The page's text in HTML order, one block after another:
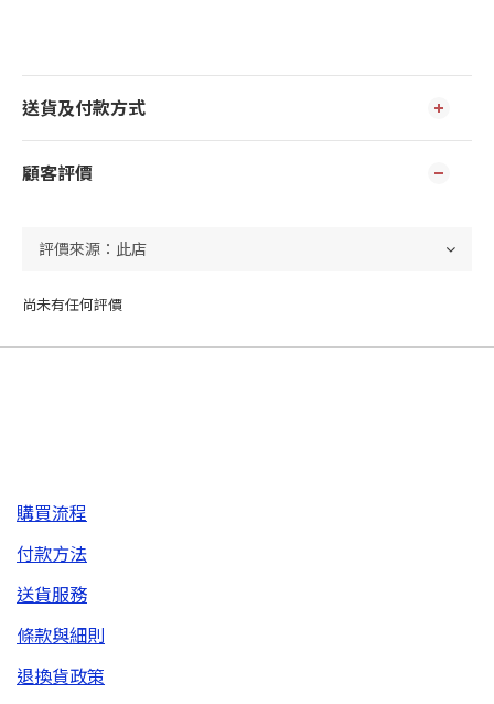
送貨及付款方式
顧客評價
尚未有任何評價
購買流程
付款方法
送貨服務
條款與細則
退換貨政策